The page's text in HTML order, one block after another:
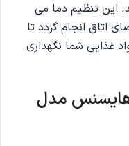
این تنظیم دما می
اتاق انجام گردد تا
غذایی شما نگهداری
هایسنس مدل